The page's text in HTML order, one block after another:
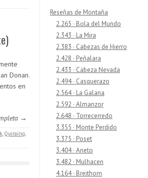
Donan.
en
→
, Quiraing,
Reseñas de Montaña
2.265 · Bola del Mundo
2.343 · La Mira
2.383 · Cabezas de Hierro
2.428 · Peñalara
2.433 · Cabeza Nevada
2.494 · Casquerazo
2.564 · La Galana
2.592 · Almanzor
2.648 · Torrecerredo
3.355 · Monte Perdido
3.375 · Poset
3.404 · Aneto
3.482 · Mulhacen
4.164 · Breithorn